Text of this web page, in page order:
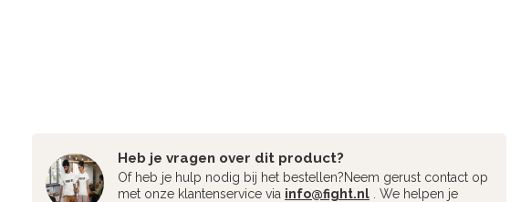
Heb je vragen over dit product?
Of heb je hulp nodig bij het bestellen?Neem gerust contact op
met onze klantenservice via info@fight.nl . We helpen je